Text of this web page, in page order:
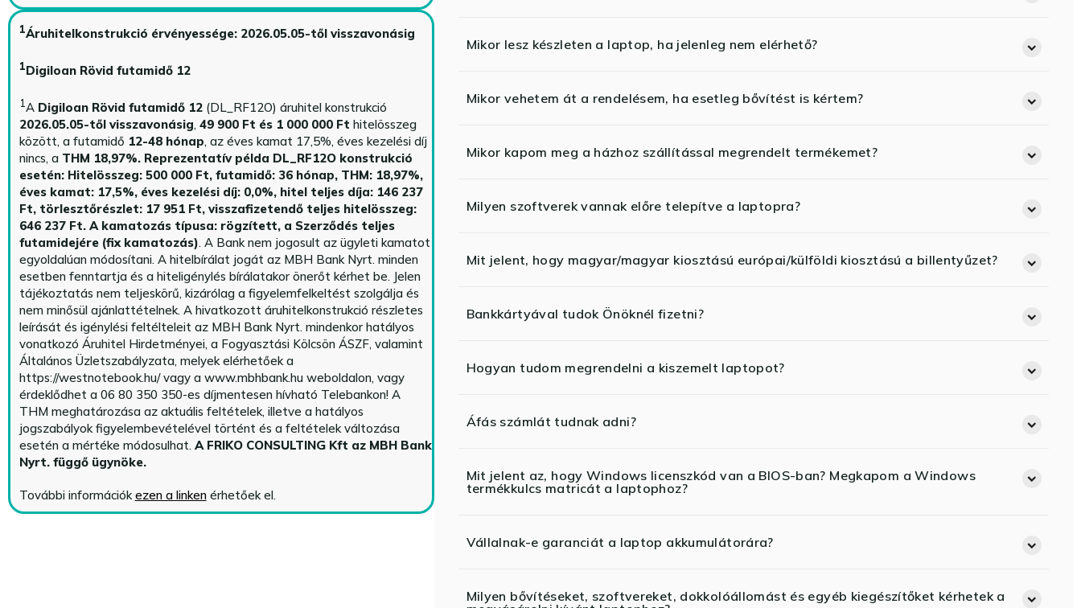
1Áruhitelkonstrukció érvényessége: 2026.05.05-től visszavonásig
1Digiloan Rövid futamidő 12
1A Digiloan Rövid futamidő 12(DL_RF12O) áruhitel konstrukció
2026.05.05-től visszavonásig, 49 900 Ft és 1 000 000 Ft hitelösszeg
között, a futamidő 12-48 hónap, az éves kamat 17,5%, éves kezelési díj
nincs, a THM 18,97%. Reprezentatív példa DL_RF12O konstrukció
esetén: Hitelösszeg: 500 000 Ft, futamidő: 36 hónap, THM: 18,97%,
éves kamat: 17,5%, éves kezelési díj: 0,0%, hitel teljes díja: 146 237
Ft, törlesztőrészlet: 17 951 Ft, visszafizetendő teljes hitelösszeg:
646 237 Ft. A kamatozás típusa: rögzített, a Szerződés teljes
futamidejére (fix kamatozás). A Bank nem jogosult az ügyleti kamatot
egyoldalúan módosítani. A hitelbírálat jogát az MBH Bank Nyrt. minden
esetben fenntartja és a hiteligénylés bírálatakor önerőt kérhet be. Jelen
tájékoztatás nem teljeskörű, kizárólag a figyelemfelkeltést szolgálja és
nem minősül ajánlattételnek. A hivatkozott áruhitelkonstrukció részletes
leírását és igénylési feltélteleit az MBH Bank Nyrt. mindenkor hatályos
vonatkozó Áruhitel Hirdetményei, a Fogyasztási Kölcsön ÁSZF, valamint
Általános Üzletszabályzata, melyek elérhetőek a
https://westnotebook.hu/vagy a www.mbhbank.hu weboldalon, vagy
érdeklődhet a 06 80 350 350-es díjmentesen hívható Telebankon! A
THM meghatározása az aktuális feltételek, illetve a hatályos
jogszabályok figyelembevételével történt és a feltételek változása
esetén a mértéke módosulhat. A FRIKO CONSULTING Kft az MBH Bank
Nyrt. függő ügynöke.
További információk ezen a linkenérhetőek el.
Mikor lesz készleten a laptop, ha jelenleg nem elérhető?
Mikor vehetem át a rendelésem, ha esetleg bővítést is kértem?
Mikor kapom meg a házhoz szállítással megrendelt termékemet?
Milyen szoftverek vannak előre telepítve a laptopra?
Mit jelent, hogy magyar/magyar kiosztású európai/külföldi kiosztású a billentyűzet?
Bankkártyával tudok Önöknél fizetni?
Hogyan tudom megrendelni a kiszemelt laptopot?
Áfás számlát tudnak adni?
Mit jelent az, hogy Windows licenszkód van a BIOS-ban? Megkapom a Windows
termékkulcs matricát a laptophoz?
Vállalnak-e garanciát a laptop akkumulátorára?
Milyen bővítéseket, szoftvereket, dokkolóállomást és egyéb kiegészítőket kérhetek a